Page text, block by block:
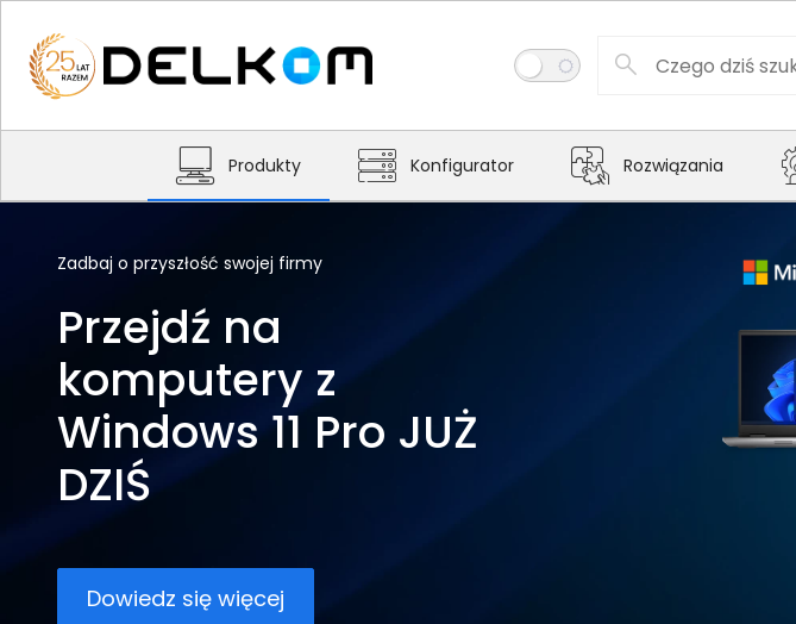
Produkty Konfigurator Rozwiązania
Zadbaj o przyszłość swojej firmy
Przejdź na
komputery z
Windows 11 Pro JUŻ
DZIŚ
Dowiedz się więcej